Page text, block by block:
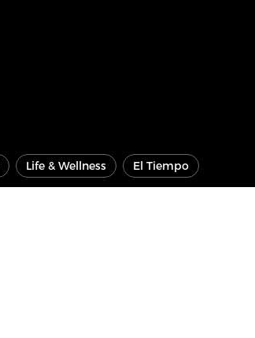
Life & Wellness El Tiempo